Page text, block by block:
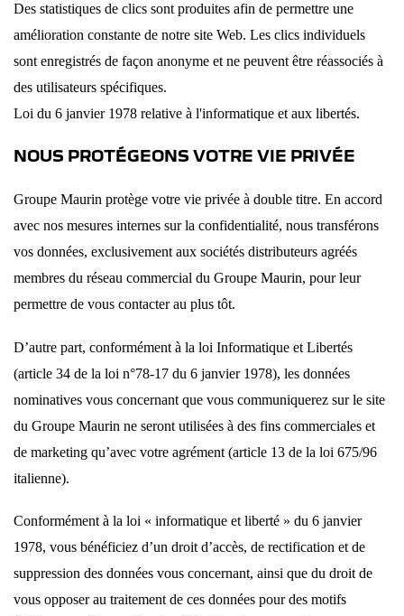
Des statistiques de clics sont produites afin de permettre une
amélioration constante de notre site Web. Les clics individuels
sont enregistrés de façon anonyme et ne peuvent être réassociés à
des utilisateurs spécifiques.
Loi du 6 janvier 1978 relative à l'informatique et aux libertés.
NOUS PROTÉGEONS VOTRE VIE PRIVÉE
Groupe Maurin protège votre vie privée à double titre. En accord
avec nos mesures internes sur la confidentialité, nous transférons
vos données, exclusivement aux sociétés distributeurs agréés
membres du réseau commercial du Groupe Maurin, pour leur
permettre de vous contacter au plus tôt.
D’autre part, conformément à la loi Informatique et Libertés
(article 34 de la loi n°78-17 du 6 janvier 1978), les données
nominatives vous concernant que vous communiquerez sur le site
du Groupe Maurin ne seront utilisées à des fins commerciales et
de marketing qu’avec votre agrément (article 13 de la loi 675/96
italienne).
Conformément à la loi « informatique et liberté » du 6 janvier
1978, vous bénéficiez d’un droit d’accès, de rectification et de
suppression des données vous concernant, ainsi que du droit de
vous opposer au traitement de ces données pour des motifs